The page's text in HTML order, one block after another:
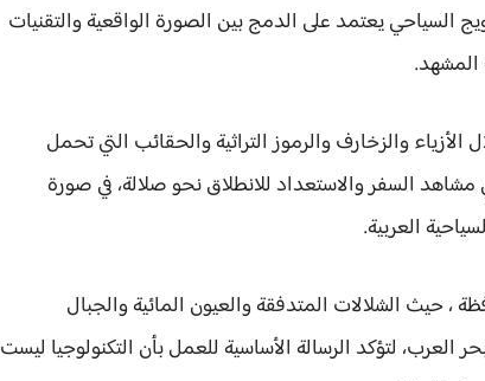
السياحي يعتمد على الدمج بين الصورة الواقعية والتقنيات
المشهد.
والزخارف والرموز التراثية والحقائب التي تحمل
السفر والاستعداد للانطلاق نحو صلالة، في صورة
العربية.
حيث الشلالات المتدفقة والعيون المائية والجبال
لتؤكد الرسالة الأساسية للعمل بأن التكنولوجيا ليست